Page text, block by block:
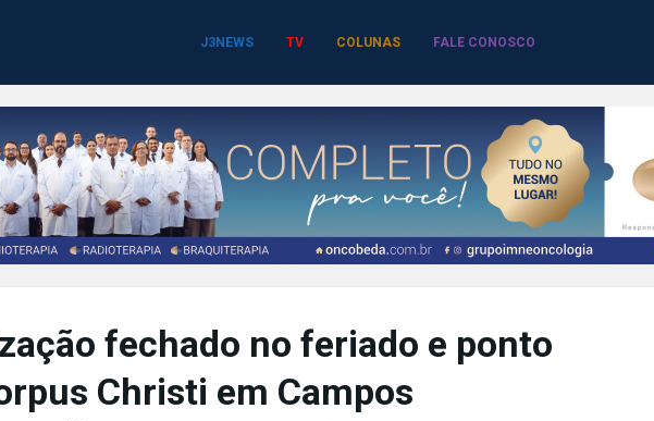
J3NEWS TV COLUNAS FALE CONOSCO
fechado no feriado e ponto
Christi em Campos